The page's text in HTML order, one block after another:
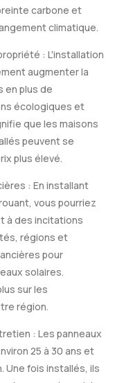
carbone et
climatique.
: L'installation
augmenter la
en plus de
écologiques et
que les maisons
peuvent se
plus élevé.
: En installant
vous pourriez
à des incitations
régions et
pour
solaires.
sur les
région.
: Les panneaux
25 à 30 ans et
fois installés, ils